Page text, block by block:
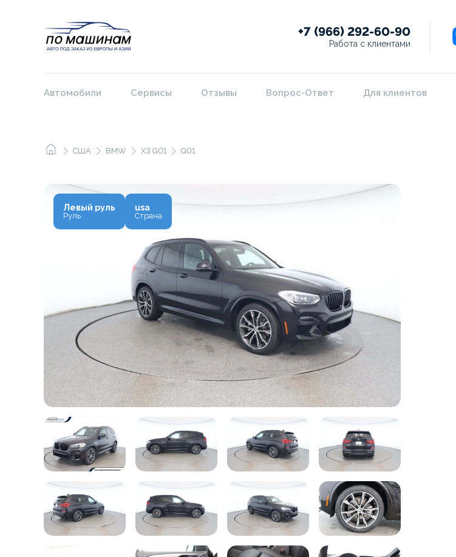
+7 (966) 292-60-90
Работа с клиентами
Автомобили Сервисы Отзывы Вопрос-Ответ Для клиентов
США BMW X3 G01 G01
Левый руль
Руль
usa
Страна